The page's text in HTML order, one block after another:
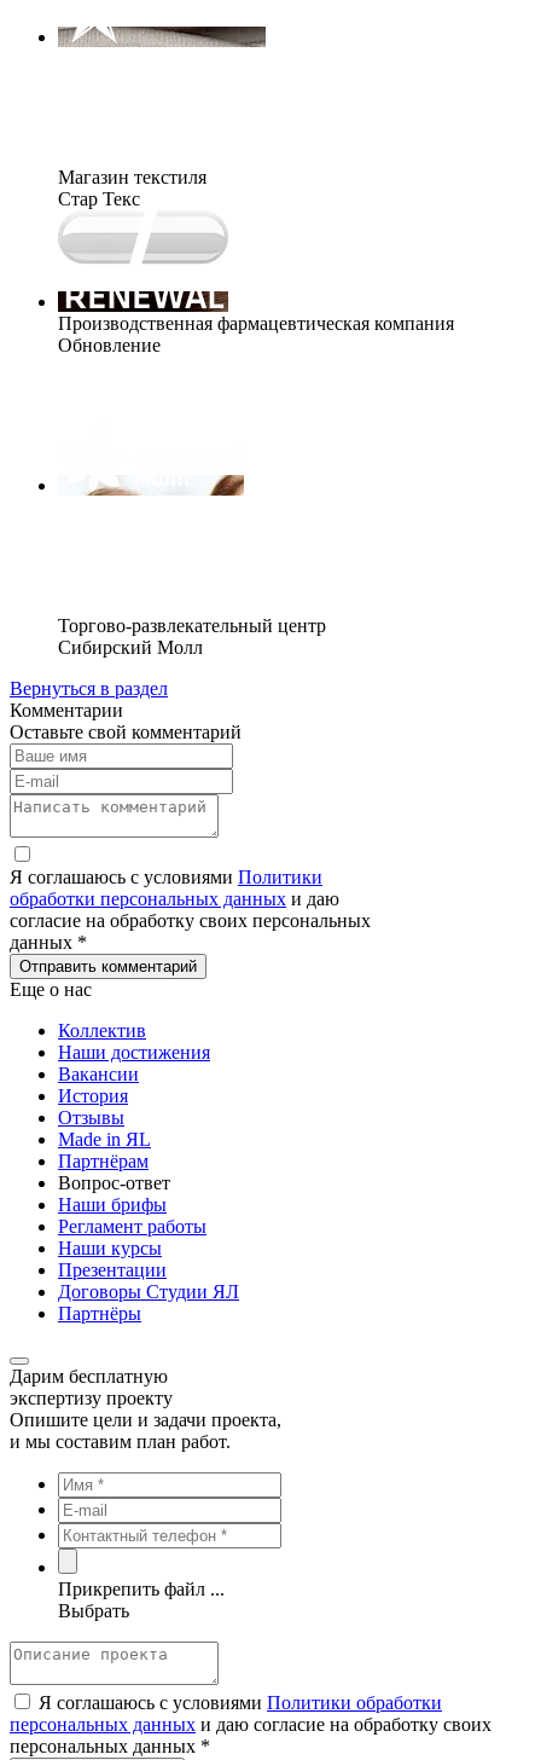
Магазин текстиля
Стар Текс
Производственная фармацевтическая компания
Обновление
Торгово-развлекательный центр
Сибирский Молл
Вернуться в раздел
Комментарии
Оставьте свой комментарий
Я соглашаюсь с условиями Политики
обработки персональных данных и даю
согласие на обработку своих персональных
данных *
Отправить комментарий
Еще о нас
Коллектив
Наши достижения
Вакансии
История
Отзывы
Made in ЯL
Партнёрам
Вопрос-ответ
Наши брифы
Регламент работы
Наши курсы
Презентации
Договоры Студии ЯЛ
Партнёры
Дарим бесплатную
экспертизу проекту
Опишите цели и задачи проекта,
и мы составим план работ.
Прикрепить файл ...
Выбрать
Я соглашаюсь с условиями Политики обработки
персональных данных и даю согласие на обработку своих
персональных данных *